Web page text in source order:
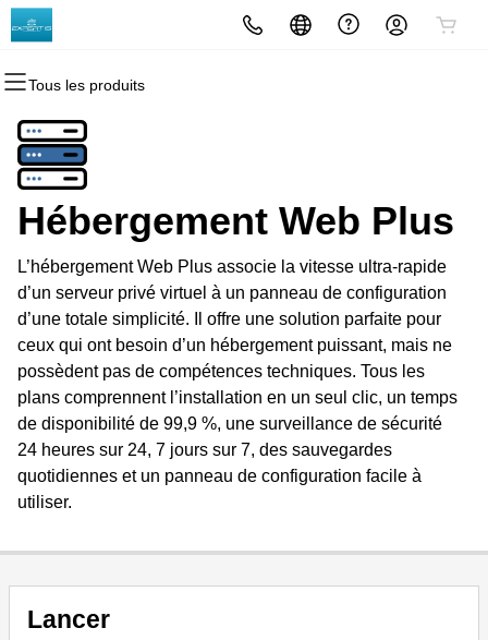
Tous les produits
Tous les produits
Domaines
Enregistrement domaine
Enregistrement groupé (bulk)
Transfert de domaine
Transferts par lots
Tous les produits
Sites Web
Créateur de sites Web
WordPress
Tous les produits
Hébergement
cPanel
WordPress
Web Hosting Plus
Serveur privé virtuel (VPS)
Tous les produits
Sécurité
Sécurité site Web
SSL
Service SSL géré
Sauvegarde de site Web
Tous les produits
Marketing
Marketing par email
Référencement (SEO)
Tous les produits
Email
Microsoft 365
Messagerie professionnelle
Hébergement Web Plus
L’hébergement Web Plus associe la vitesse ultra-rapide
d’un serveur privé virtuel à un panneau de configuration
d’une totale simplicité. Il offre une solution parfaite pour
ceux qui ont besoin d’un hébergement puissant, mais ne
possèdent pas de compétences techniques. Tous les
plans comprennent l’installation en un seul clic, un temps
de disponibilité de 99,9 %, une surveillance de sécurité
24 heures sur 24, 7 jours sur 7, des sauvegardes
quotidiennes et un panneau de configuration facile à
utiliser.
Lancer